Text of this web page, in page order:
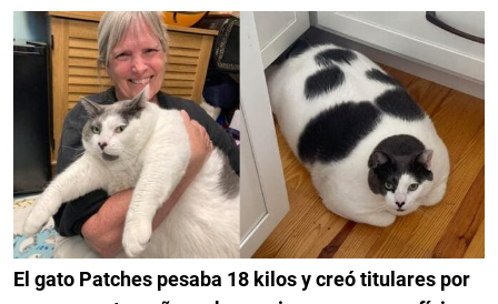
El gato Patches pesaba 18 kilos y creó titulares por